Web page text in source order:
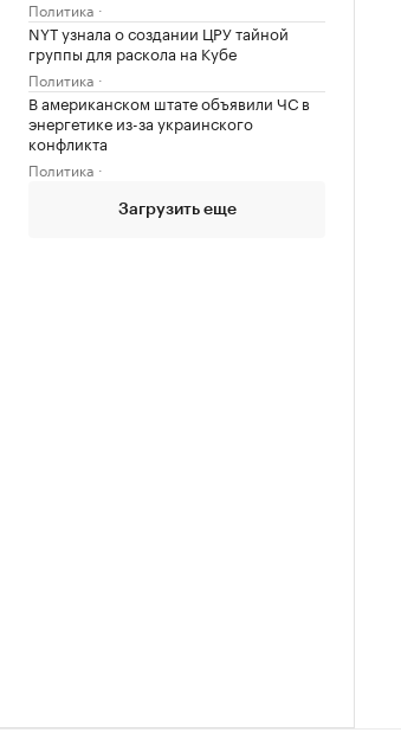
Политика
NYT узнала о создании ЦРУ тайной
группы для раскола на Кубе
Политика
В американском штате объявили ЧС в
энергетике из-за украинского
конфликта
Политика
Загрузить еще